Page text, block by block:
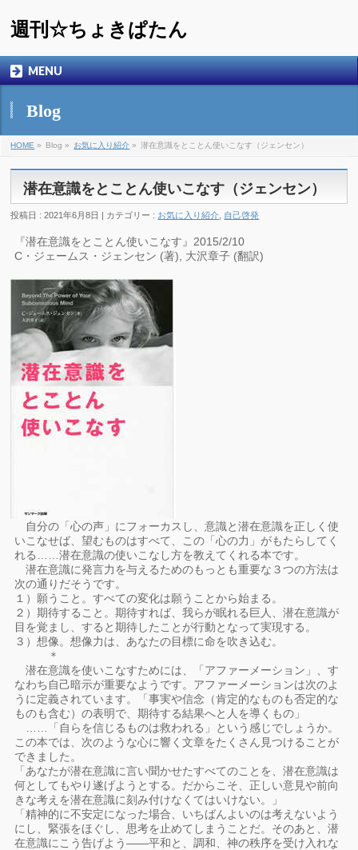
週刊☆ちょきぱたん
MENU
Blog
HOME » Blog » お気に入り紹介 » 潜在意識をとことん使いこなす（ジェンセン）
潜在意識をとことん使いこなす（ジェンセン）
投稿日 : 2021年6月8日 | カテゴリー : お気に入り紹介 自己啓発
『潜在意識をとことん使いこなす』2015/2/10
C・ジェームス・ジェンセン (著), 大沢章子 (翻訳)
自分の「心の声」にフォーカスし、意識と潜在意識を正しく使
いこなせば、望むものはすべて、この「心の力」がもたらしてく
れる……潜在意識の使いこなし方を教えてくれる本です。
潜在意識に発言力を与えるためのもっとも重要な３つの方法は
次の通りだそうです。
１）願うこと。すべての変化は願うことから始まる。
２）期待すること。期待すれば、我らが眠れる巨人、潜在意識が
目を覚まし、すると期待したことが行動となって実現する。
３）想像。想像力は、あなたの目標に命を吹き込む。
＊
潜在意識を使いこなすためには、「アファーメーション」、す
なわち自己暗示が重要なようです。アファーメーションは次のよ
うに定義されています。「事実や信念（肯定的なものも否定的な
ものも含む）の表明で、期待する結果へと人を導くもの」
……「自らを信じるものは救われる」という感じでしょうか。
この本では、次のような心に響く文章をたくさん見つけることが
できました。
「あなたが潜在意識に言い聞かせたすべてのことを、潜在意識は
何としてもやり遂げようとする。だからこそ、正しい意見や前向
きな考えを潜在意識に刻み付けなくてはいけない。」
「精神的に不安定になった場合、いちばんよいのは考えないよう
にし、緊張をほぐし、思考を止めてしまうことだ。そのあと、潜
在意識にこう告げよう――平和と、調和、神の秩序を受け入れな